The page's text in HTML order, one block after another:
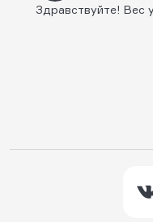
Здравствуйте! Вес